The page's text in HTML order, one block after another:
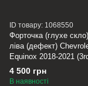
ID товару: 1068550
Форточка (глухе
ліва (дефект)
Equinox 2018-2021
84330024
4 500 грн
В наявності